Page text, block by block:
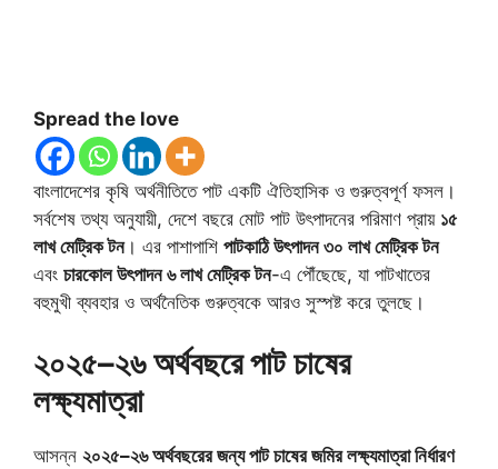
Spread the love
বাংলাদেশের কৃষি অর্থনীতিতে পাট একটি ঐতিহাসিক ও গুরুত্বপূর্ণ ফসল।
সর্বশেষ তথ্য অনুযায়ী, দেশে বছরে মোট পাট উৎপাদনের পরিমাণ প্রায় ১৫
লাখ মেট্রিক টন। এর পাশাপাশি পাটকাঠি উৎপাদন ৩০ লাখ মেট্রিক টন
এবং চারকোল উৎপাদন ৬ লাখ মেট্রিক টন-এ পৌঁছেছে, যা পাটখাতের
বহুমুখী ব্যবহার ও অর্থনৈতিক গুরুত্বকে আরও সুস্পষ্ট করে তুলছে।
২০২৫–২৬ অর্থবছরে পাট চাষের
লক্ষ্যমাত্রা
আসন্ন ২০২৫–২৬ অর্থবছরের জন্য পাট চাষের জমির লক্ষ্যমাত্রা নির্ধারণ